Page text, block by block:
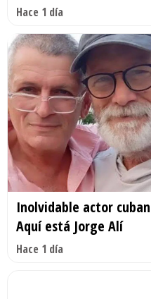
Hace 1 día
Inolvidable actor
Aquí está Jorge Alí
Hace 1 día